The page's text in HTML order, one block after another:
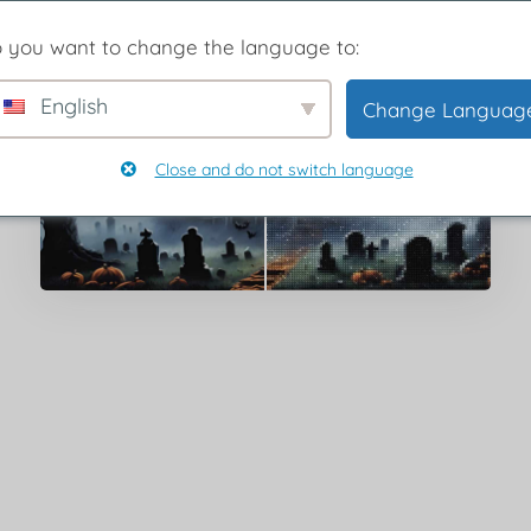
you want to change the language to:
English Change
Close and do not switch language